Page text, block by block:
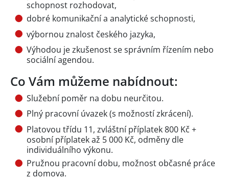
schopnost rozhodovat,
dobré komunikační a analytické schopnosti,
výbornou znalost českého jazyka,
Výhodou je zkušenost se správním řízením nebo
sociální agendou.
Co Vám můžeme nabídnout:
Služební poměr na dobu neurčitou.
Plný pracovní úvazek (s možností zkrácení).
Platovou třídu 11, zvláštní příplatek 800 Kč +
osobní příplatek až 5 000 Kč, odměny dle
individuálního výkonu.
Pružnou pracovní dobu, možnost občasné práce
z domova.